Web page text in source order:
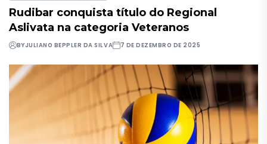
Rudibar conquista título do Regional
Aslivata na categoria Veteranos
BYJULIANO BEPPLER DA SILVA 7 DE DEZEMBRO DE 2025